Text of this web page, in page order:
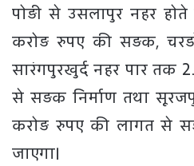
पोड़ी से उसलापुर नहर
करोड़ रुपए की सड़क,
सारंगपुरखुर्द नहर पार तक
से सड़क निर्माण तथा
करोड़ रुपए की लागत से
जाएगा।